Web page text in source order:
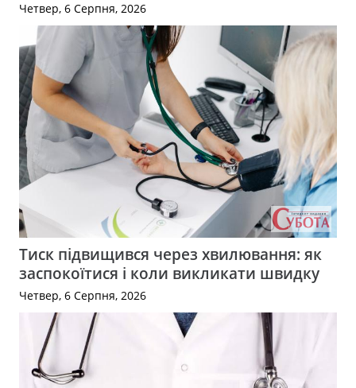
Четвер, 6 Серпня, 2026
Тиск підвищився через хвилювання: як
заспокоїтися і коли викликати швидку
Четвер, 6 Серпня, 2026